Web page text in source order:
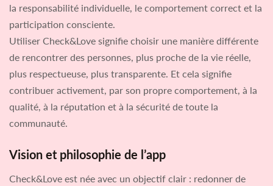
la responsabilité individuelle, le comportement correct et la
participation consciente.
Utiliser Check&Love signifie choisir une manière différente
de rencontrer des personnes, plus proche de la vie réelle,
plus respectueuse, plus transparente. Et cela signifie
contribuer activement, par son propre comportement, à la
qualité, à la réputation et à la sécurité de toute la
communauté.
Vision et philosophie de l’app
Check&Love est née avec un objectif clair : redonner de